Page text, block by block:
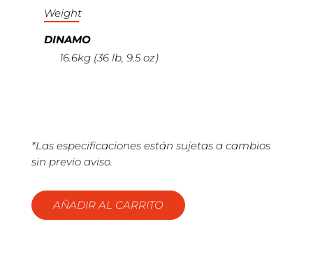
Weight
DINAMO
16.6kg (36 lb, 9.5 oz)
*Las especificaciones están sujetas a cambios
sin previo aviso.
AÑADIR AL CARRITO